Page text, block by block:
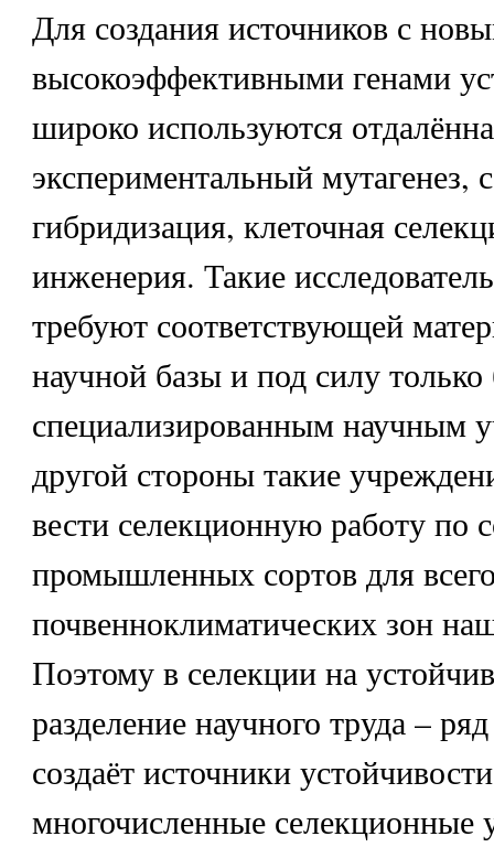
Для создания источников с
высокоэффективными генами
широко используются
экспериментальный мутагенез,
гибридизация, клеточная
инженерия. Такие
требуют соответствующей
научной базы и под силу
специализированным научным
другой стороны такие
вести селекционную работу по
промышленных сортов для
почвенноклиматических зон
Поэтому в селекции на
разделение научного труда –
создаёт источники
многочисленные селекционные